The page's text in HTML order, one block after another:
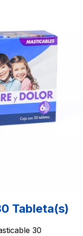
Tableta(s)
30